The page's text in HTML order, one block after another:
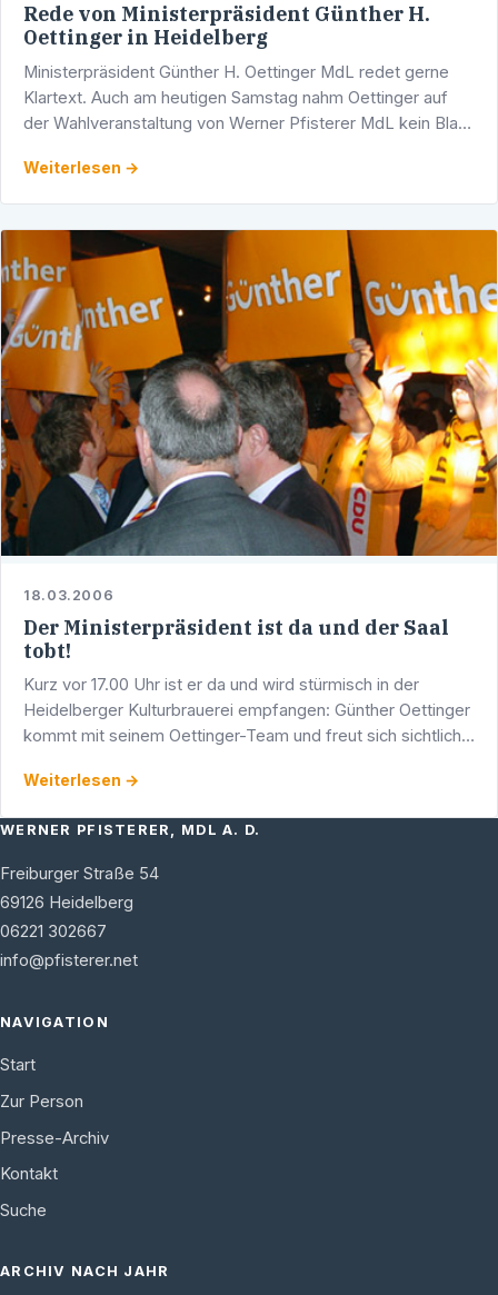
Rede von Ministerpräsident Günther H.
Oettinger in Heidelberg
Ministerpräsident Günther H. Oettinger MdL redet gerne
Klartext. Auch am heutigen Samstag nahm Oettinger auf
der Wahlveranstaltung von Werner Pfisterer MdL kein Blatt
Weiterlesen →
18.03.2006
Der Ministerpräsident ist da und der Saal
tobt!
Kurz vor 17.00 Uhr ist er da und wird stürmisch in der
Heidelberger Kulturbrauerei empfangen: Günther Oettinger
kommt mit seinem Oettinger-Team und freut sich sichtlich
Weiterlesen →
WERNER PFISTERER, MDL A. D.
Freiburger Straße 54
69126 Heidelberg
06221 302667
info@pfisterer.net
NAVIGATION
Start
Zur Person
Presse-Archiv
Kontakt
Suche
ARCHIV NACH JAHR